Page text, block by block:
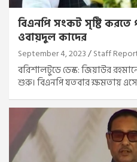
বিএনপি সংকট সৃষ্টি করতে
ওবায়দুল কাদের
September 4, 2023 Staff
বরিশালটুডে ডেস্ক: জিয়াউর
শুরু। বিএনপি যতবার ক্ষমতায়